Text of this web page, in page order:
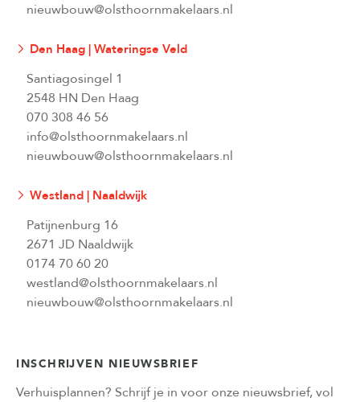
nieuwbouw@olsthoornmakelaars.nl
Den Haag | Wateringse Veld
Santiagosingel 1
2548 HN Den Haag
070 308 46 56
info@olsthoornmakelaars.nl
nieuwbouw@olsthoornmakelaars.nl
Westland | Naaldwijk
Patijnenburg 16
2671 JD Naaldwijk
0174 70 60 20
westland@olsthoornmakelaars.nl
nieuwbouw@olsthoornmakelaars.nl
INSCHRIJVEN NIEUWSBRIEF
Verhuisplannen? Schrijf je in voor onze nieuwsbrief, vol